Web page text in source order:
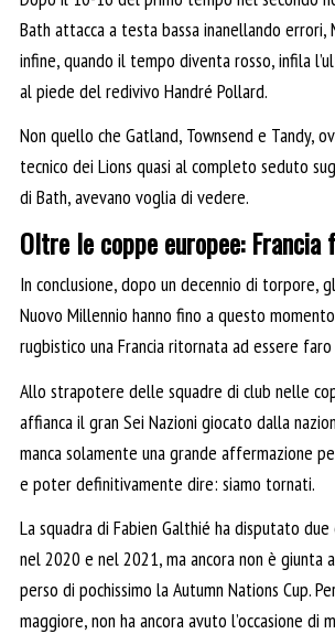
Bath attacca a testa bassa inanellando
infine, quando il tempo diventa rosso, infila
al piede del redivivo Handré Pollard.
Non quello che Gatland, Townsend e Tandy,
tecnico dei Lions quasi al completo seduto
di Bath, avevano voglia di vedere.
Oltre le coppe europee: Francia
In conclusione, dopo un decennio di torpore,
Nuovo Millennio hanno fino a questo
rugbistico una Francia ritornata ad essere faro
Allo strapotere delle squadre di club nelle
affianca il gran Sei Nazioni giocato dalla
manca solamente una grande affermazione
e poter definitivamente dire: siamo tornati.
La squadra di Fabien Galthié ha disputato
nel 2020 e nel 2021, ma ancora non è giunta
perso di pochissimo la Autumn Nations Cup.
maggiore, non ha ancora avuto l’occasione di